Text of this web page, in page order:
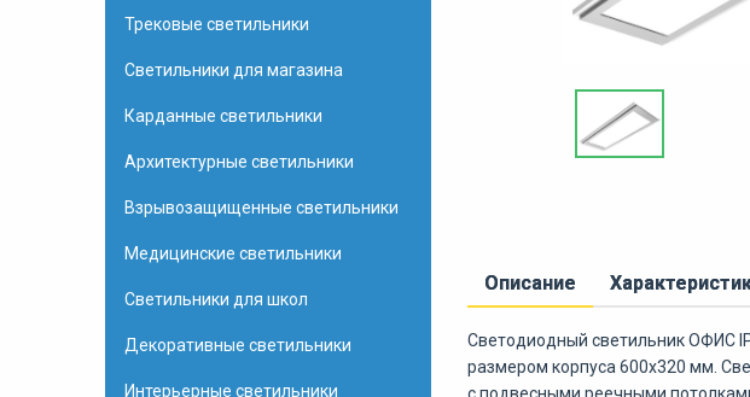
Трековые светильники
Светильники для магазина
Карданные светильники
Архитектурные светильники
Взрывозащищенные светильники
Медицинские светильники
Светильники для школ
Декоративные светильники
Интерьерные светильники
Описание
Светодиодный светильник ОФИС
размером корпуса 600х320 мм.